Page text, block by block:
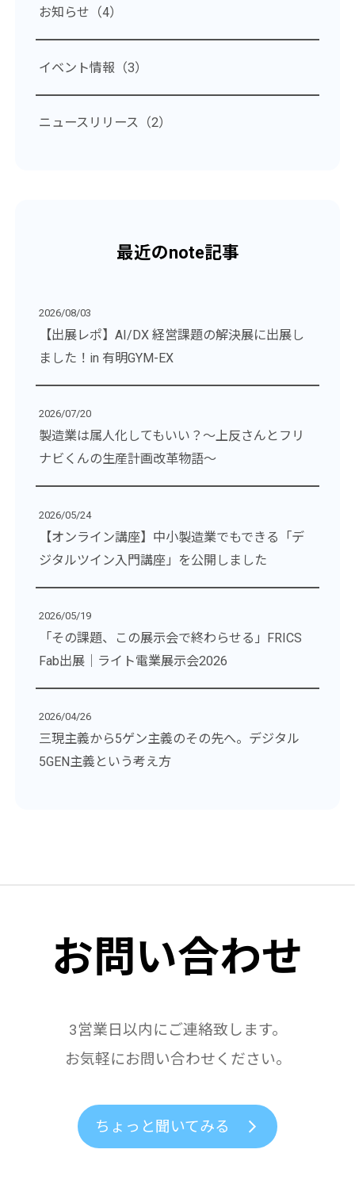
お知らせ（4）
イベント情報（3）
ニュースリリース（2）
最近のnote記事
2026/08/03
【出展レポ】AI/DX 経営課題の解決展に出展し
ました！in 有明GYM-EX
2026/07/20
製造業は属人化してもいい？～上反さんとフリ
ナビくんの生産計画改革物語～
2026/05/24
【オンライン講座】中小製造業でもできる「デ
ジタルツイン入門講座」を公開しました
2026/05/19
「その課題、この展示会で終わらせる」FRICS
Fab出展｜ライト電業展示会2026
2026/04/26
三現主義から5ゲン主義のその先へ。デジタル
5GEN主義という考え方
お問い合わせ
3営業日以内にご連絡致します。
お気軽にお問い合わせください。
ちょっと聞いてみる